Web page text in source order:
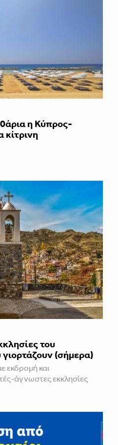
η Κύπρος-
κίτρινη
του
(σήμερα)
εκδρομή και
άγνωστες εκκλησίες